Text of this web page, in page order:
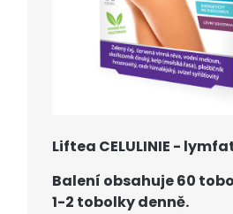
Liftea CELULINIE -
Balení obsahuje 60
1-2 tobolky denně.